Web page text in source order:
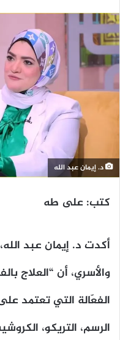
د. إيمان عبد الله
كتب: على طه
أكدت د. إيمان عبد
والأسري، أن “العلاج
الفعّالة التي تعتمد
الرسم، التريكو،